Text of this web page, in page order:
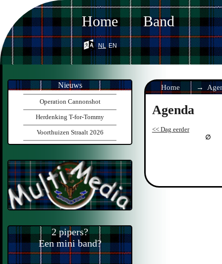
Home Band
nl en
Home
Agenda
<< Dag eerder
Nieuws
Operation Cannonshot
Herdenking T-for-Tommy
Voorthuizen Straalt 2026
2 pipers?
Een mini band?